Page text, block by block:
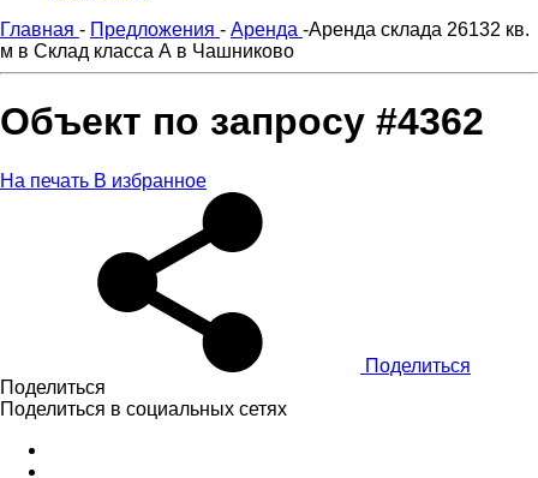
Главная - Предложения - Аренда -Аренда склада 26132 кв.
м в Склад класса А в Чашниково
Объект по запросу #4362
На печать В избранное
Поделиться
Поделиться
Поделиться в социальных сетях